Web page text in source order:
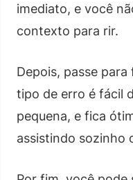
imediato, e você
contexto para rir.
Depois, passe
tipo de erro é fácil
pequena, e fica
assistindo sozinho